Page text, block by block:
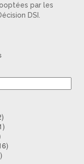
par les
DSI.